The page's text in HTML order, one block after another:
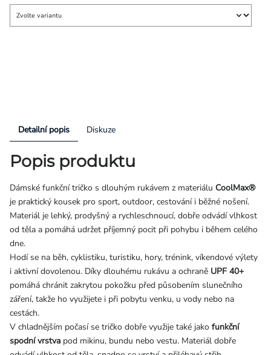
Detailní popis Diskuze
Popis produktu
Dámské funkční tričko s dlouhým rukávem z materiálu CoolMax®
je praktický kousek pro sport, outdoor, cestování i běžné nošení.
Materiál je lehký, prodyšný a rychleschnoucí, dobře odvádí vlhkost
od těla a pomáhá udržet příjemný pocit při pohybu i během celého
dne.
Hodí se na běh, cyklistiku, turistiku, hory, trénink, víkendové výlety
i aktivní dovolenou. Díky dlouhému rukávu a ochraně UPF 40+
pomáhá chránit zakrytou pokožku před působením slunečního
záření, takže ho využijete i při pobytu venku, u vody nebo na
cestách.
V chladnějším počasí se tričko dobře využije také jako funkční
spodní vrstva pod mikinu, bundu nebo vestu. Materiál dobře